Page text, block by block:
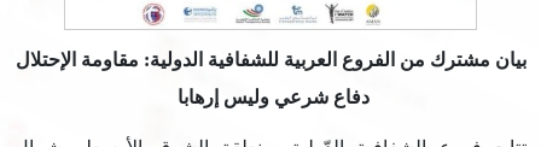
بيان مشترك من الفروع العربية للشفافية الدولية: مقاومة الإحتلال
دفاع شرعي وليس إرهابا